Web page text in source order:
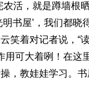
活，就是蹲墙根
书屋’，我们都晓
笑着对记者说，“
用可大着咧！在这
，教娃娃学习。